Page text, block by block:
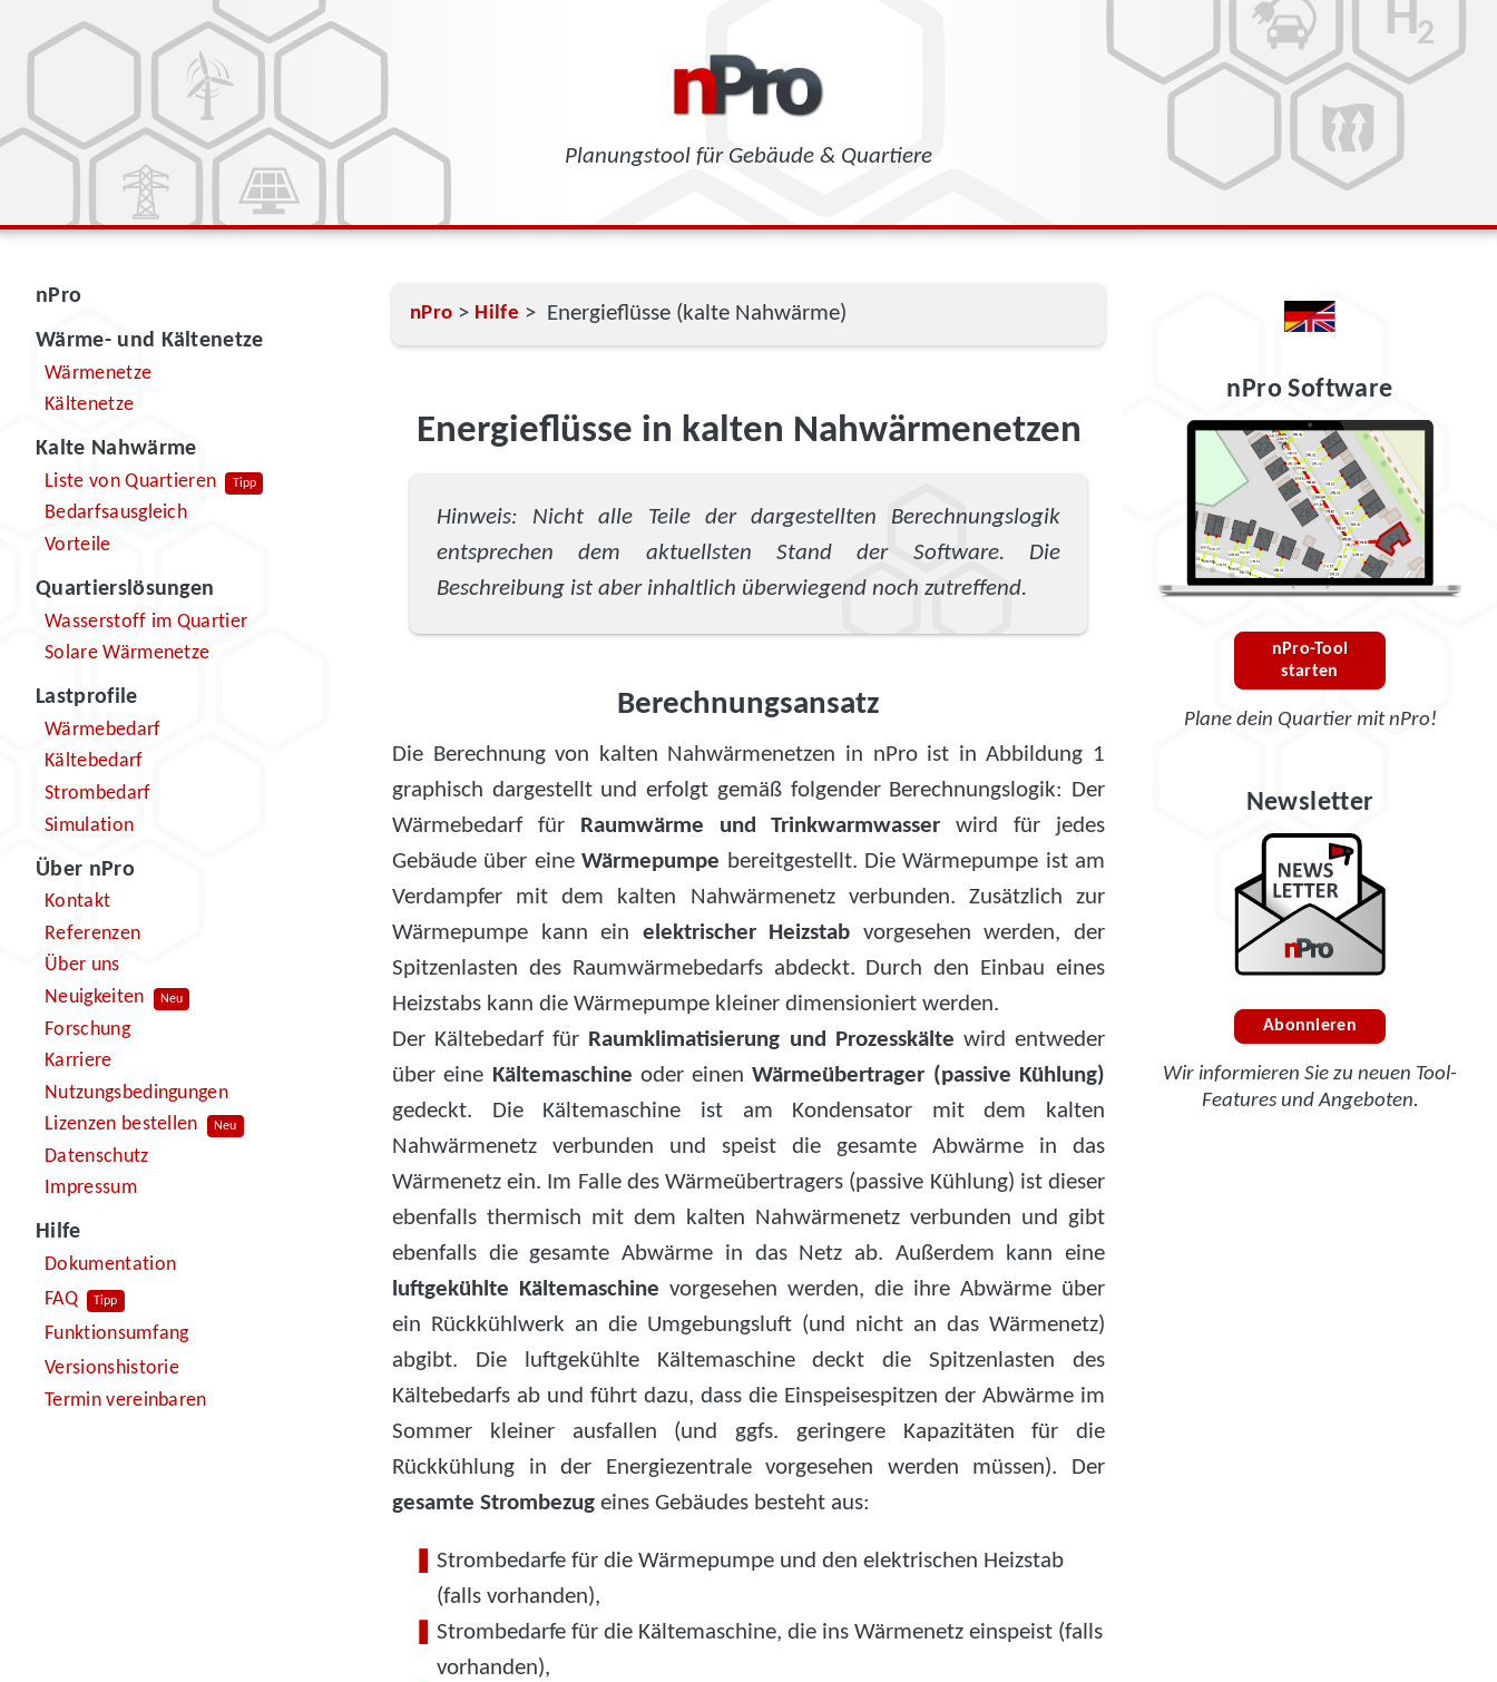
Planungstool für Gebäude & Quartiere
nPro
Wärme- und Kältenetze
Wärmenetze
Kältenetze
Kalte Nahwärme
Liste von Quartieren Tipp
Bedarfsausgleich
Vorteile
Quartierslösungen
Wasserstoff im Quartier
Solare Wärmenetze
Lastprofile
Wärmebedarf
Kältebedarf
Strombedarf
Simulation
Über nPro
Kontakt
Referenzen
Über uns
Neuigkeiten
Neu
Forschung
Karriere
Nutzungsbedingungen
Lizenzen bestellen
Neu
Datenschutz
Impressum
Hilfe
Dokumentation
FAQ
Tipp
Funktionsumfang
Versionshistorie
Termin vereinbaren
nPro > Hilfe > Energieflüsse (kalte Nahwärme)
Energieflüsse in kalten Nahwärmenetzen
Hinweis: Nicht alle Teile der dargestellten Berechnungslogik
entsprechen dem aktuellsten Stand der Software. Die
Beschreibung ist aber inhaltlich überwiegend noch zutreffend.
Berechnungsansatz
Die Berechnung von kalten Nahwärmenetzen in nPro ist in Abbildung 1
graphisch dargestellt und erfolgt gemäß folgender Berechnungslogik: Der
Wärmebedarf für Raumwärme und Trinkwarmwasser wird für jedes
Gebäude über eineWärmepumpe bereitgestellt. Die Wärmepumpe ist am
Verdampfer mit dem kalten Nahwärmenetz verbunden. Zusätzlich zur
Wärmepumpe kann ein elektrischer Heizstab vorgesehen werden, der
Spitzenlasten des Raumwärmebedarfs abdeckt. Durch den Einbau eines
Heizstabs kann die Wärmepumpe kleiner dimensioniert werden.
Der Kältebedarf für Raumklimatisierung und Prozesskälte wird entweder
über eine Kältemaschine oder einenWärmeübertrager (passive Kühlung)
gedeckt. Die Kältemaschine ist am Kondensator mit dem kalten
Nahwärmenetz verbunden und speist die gesamte Abwärme in das
Wärmenetz ein. Im Falle des Wärmeübertragers (passive Kühlung) ist dieser
ebenfalls thermisch mit dem kalten Nahwärmenetz verbunden und gibt
ebenfalls die gesamte Abwärme in das Netz ab. Außerdem kann eine
luftgekühlte Kältemaschine vorgesehen werden, die ihre Abwärme über
ein Rückkühlwerk an die Umgebungsluft (und nicht an das Wärmenetz)
abgibt. Die luftgekühlte Kältemaschine deckt die Spitzenlasten des
Kältebedarfs ab und führt dazu, dass die Einspeisespitzen der Abwärme im
Sommer kleiner ausfallen (und ggfs. geringere Kapazitäten für die
Rückkühlung in der Energiezentrale vorgesehen werden müssen). Der
gesamte Strombezug eines Gebäudes besteht aus:
Strombedarfe für die Wärmepumpe und den elektrischen Heizstab
(falls vorhanden),
Strombedarfe für die Kältemaschine, die ins Wärmenetz einspeist (falls
vorhanden),
nPro Software
nPro-Tool
starten
Plane dein Quartier mit nPro!
Newsletter
Abonnieren
Wir informieren Sie zu neuen Tool-
Features und Angeboten.